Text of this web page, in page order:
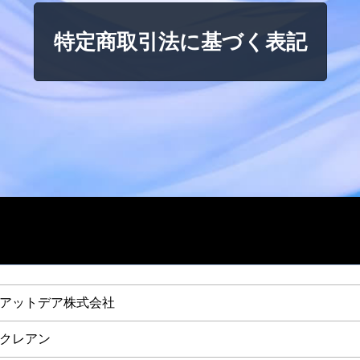
特定商取引法に基づく表記
ットデア株式会社
レアン